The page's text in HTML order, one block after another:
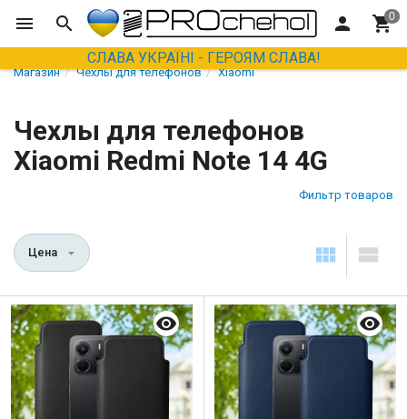
СЛАВА УКРАЇНІ - ГЕРОЯМ СЛАВА!
Магазин Чехлы для телефонов Xiaomi
Чехлы для телефонов
Xiaomi Redmi Note 14 4G
Фильтр товаров
Цена